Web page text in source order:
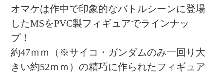
オマケは作中で印象的なバトルシーンに登場
したMSをPVC製フィギュアでラインナッ
プ！
約47ｍｍ（※サイコ・ガンダムのみ一回り大
きい約52ｍｍ）の精巧に作られたフィギュア